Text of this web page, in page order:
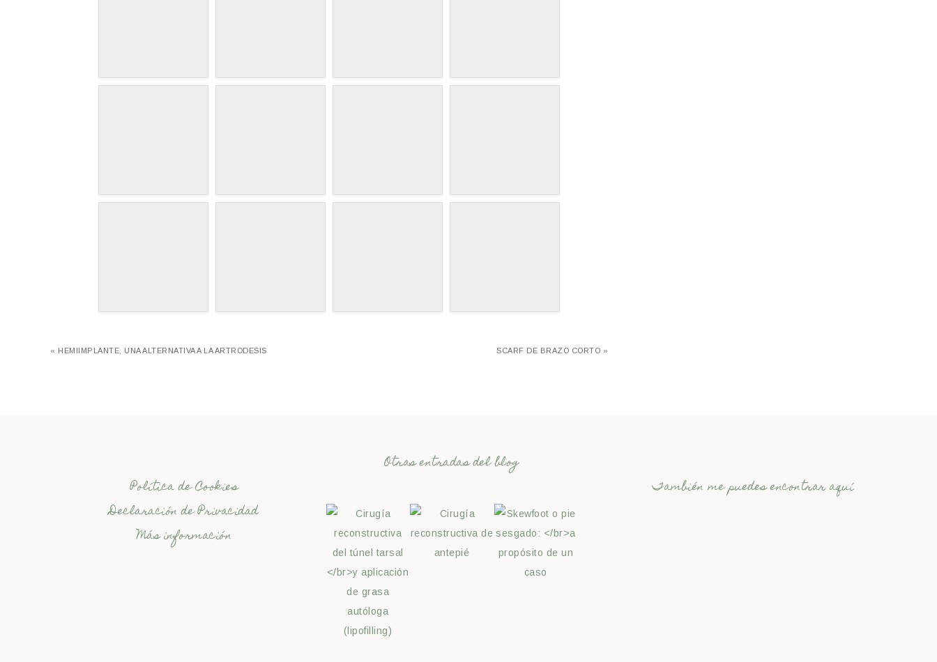
« HEMIIMPLANTE, UNA ALTERNATIVA A LA ARTRODESIS SCARF DE BRAZO CORTO »
Política de Cookies
Declaración de Privacidad
Más información
Otras entradas del blog
También me puedes encontrar aquí